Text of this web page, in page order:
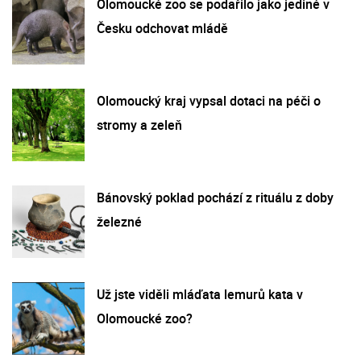
Olomoucké zoo se podařilo jako jediné v
Česku odchovat mládě
Olomoucký kraj vypsal dotaci na péči o
stromy a zeleň
Bánovský poklad pochází z rituálu z doby
železné
Už jste viděli mláďata lemurů kata v
Olomoucké zoo?